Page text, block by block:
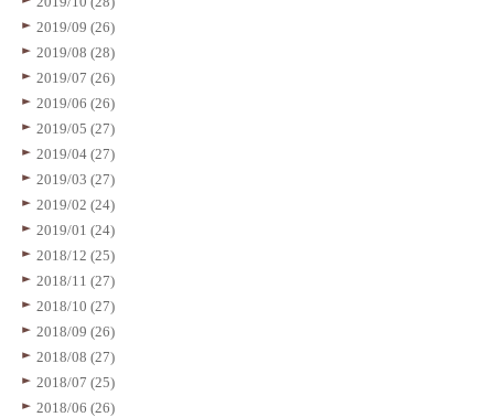
2019/09 (26)
2019/08 (28)
2019/07 (26)
2019/06 (26)
2019/05 (27)
2019/04 (27)
2019/03 (27)
2019/02 (24)
2019/01 (24)
2018/12 (25)
2018/11 (27)
2018/10 (27)
2018/09 (26)
2018/08 (27)
2018/07 (25)
2018/06 (26)